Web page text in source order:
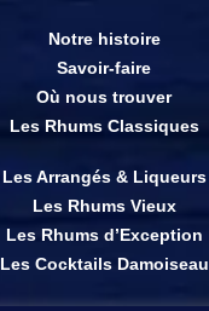
Notre histoire
Savoir-faire
Où nous trouver
Les Rhums Classiques
Les Arrangés & Liqueurs
Les Rhums Vieux
Les Rhums d’Exception
Les Cocktails Damoiseau